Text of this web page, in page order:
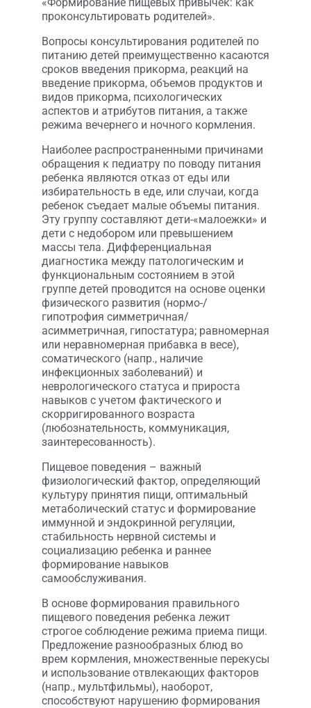
проконсультировать родителей».
Вопросы консультирования родителей по
питанию детей преимущественно касаются
сроков введения прикорма, реакций на
введение прикорма, объемов продуктов и
видов прикорма, психологических
аспектов и атрибутов питания, а также
режима вечернего и ночного кормления.
Наиболее распространенными причинами
обращения к педиатру по поводу питания
ребенка являются отказ от еды или
избирательность в еде, или случаи, когда
ребенок съедает малые объемы питания.
Эту группу составляют дети-«малоежки» и
дети с недобором или превышением
массы тела. Дифференциальная
диагностика между патологическим и
функциональным состоянием в этой
группе детей проводится на основе оценки
физического развития (нормо-/
гипотрофия симметричная/
асимметричная, гипостатура; равномерная
или неравномерная прибавка в весе),
соматического (напр., наличие
инфекционных заболеваний) и
неврологического статуса и прироста
навыков с учетом фактического и
скорригированного возраста
(любознательность, коммуникация,
заинтересованность).
Пищевое поведения – важный
физиологический фактор, определяющий
культуру принятия пищи, оптимальный
метаболический статус и формирование
иммунной и эндокринной регуляции,
стабильность нервной системы и
социализацию ребенка и раннее
формирование навыков
самообслуживания.
В основе формирования правильного
пищевого поведения ребенка лежит
строгое соблюдение режима приема пищи.
Предложение разнообразных блюд во
врем кормления, множественные перекусы
и использование отвлекающих факторов
(напр., мультфильмы), наоборот,
способствуют нарушению формирования